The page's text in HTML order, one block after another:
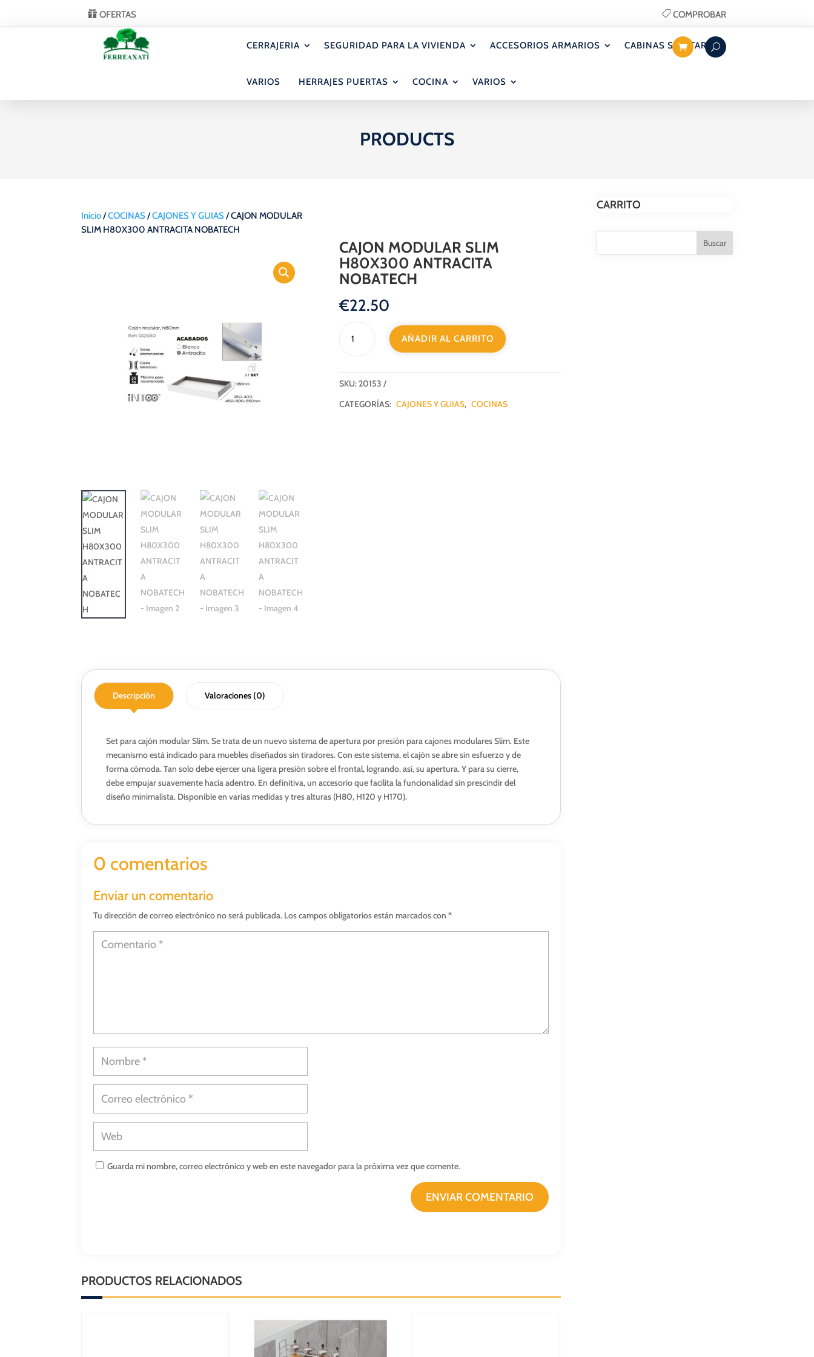
OFERTAS COMPROBAR
CERRAJERIA SEGURIDAD PARA LA VIVIENDA ACCESORIOS ARMARIOS CABINAS SANITARIAS
VARIOS HERRAJES PUERTAS COCINA VARIOS
PRODUCTS
Inicio/COCINAS/CAJONES Y GUIAS/ CAJON MODULAR
SLIM H80X300 ANTRACITA NOBATECH
CAJON MODULAR SLIM
H80X300 ANTRACITA
NOBATECH
€22.50
MODULAR
ANTRACITA
NOBATECH
cantidad
AÑADIR AL CARRITO
SKU:20153
CATEGORÍAS: CAJONES Y GUIAS, COCINAS
Descripción Valoraciones (0)
Set para cajón modular Slim. Se trata de un nuevo sistema de apertura por presión para cajones modulares Slim. Este
mecanismo está indicado para muebles diseñados sin tiradores. Con este sistema, el cajón se abre sin esfuerzo y de
forma cómoda. Tan solo debe ejercer una ligera presión sobre el frontal, logrando, así, su apertura. Y para su cierre,
debe empujar suavemente hacia adentro. En definitiva, un accesorio que facilita la funcionalidad sin prescindir del
diseño minimalista. Disponible en varias medidas y tres alturas (H80, H120 y H170).
0 comentarios
Enviar un comentario
Tu dirección de correo electrónico no será publicada. Los campos obligatorios están marcados con*
Guarda mi nombre, correo electrónico y web en este navegador para la próxima vez que comente.
ENVIAR COMENTARIO
PRODUCTOS RELACIONADOS
CARRITO